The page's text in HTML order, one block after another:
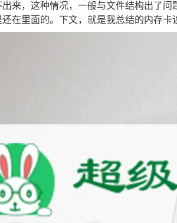
出来，这种情况，一般与文件结构出了
在里面的。下文，就是我总结的内存